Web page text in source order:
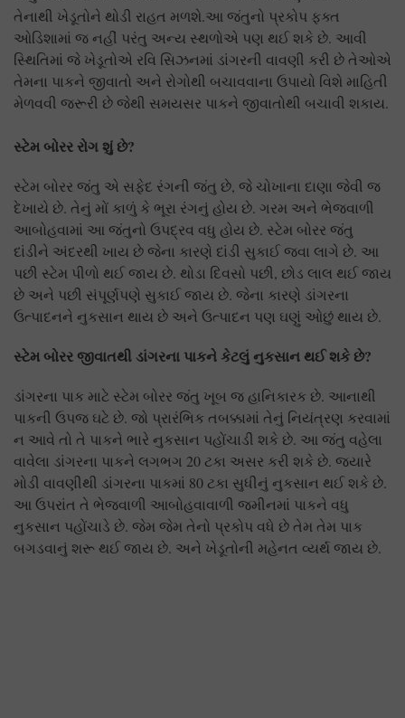
તેનાથી ખેડૂતોને થોડી રાહત મળશે.આ જંતુનો પ્રકોપ ફક્ત
ઓડિશામાં જ નહીં પરંતુ અન્ય સ્થળોએ પણ થઈ શકે છે. આવી
સ્થિતિમાં જે ખેડૂતોએ રવિ સિઝનમાં ડાંગરની વાવણી કરી છે તેઓએ
તેમના પાકને જીવાતો અને રોગોથી બચાવવાના ઉપાયો વિશે માહિતી
મેળવવી જરૂરી છે જેથી સમયસર પાકને જીવાતોથી બચાવી શકાય.
સ્ટેમ બોરર રોગ શું છે?
સ્ટેમ બોરર જંતુ એ સફેદ રંગની જંતુ છે, જે ચોખાના દાણા જેવી જ
દેખાયે છે. તેનું મોં કાળું કે ભૂરા રંગનું હોય છે. ગરમ અને ભેજવાળી
આબોહવામાં આ જંતુનો ઉપદ્રવ વધુ હોય છે. સ્ટેમ બોરર જંતુ
દાંડીને અંદરથી ખાય છે જેના કારણે દાંડી સુકાઈ જવા લાગે છે. આ
પછી સ્ટેમ પીળો થઈ જાય છે. થોડા દિવસો પછી, છોડ લાલ થઈ જાય
છે અને પછી સંપૂર્ણપણે સુકાઈ જાય છે. જેના કારણે ડાંગરના
ઉત્પાદનને નુકસાન થાય છે અને ઉત્પાદન પણ ઘણું ઓછું થાય છે.
સ્ટેમ બોરર જીવાતથી ડાંગરના પાકને કેટલું નુકસાન થઈ શકે છે?
ડાંગરના પાક માટે સ્ટેમ બોરર જંતુ ખૂબ જ હાનિકારક છે. આનાથી
પાકની ઉપજ ઘટે છે. જો પ્રારંભિક તબક્કામાં તેનું નિયંત્રણ કરવામાં
ન આવે તો તે પાકને ભારે નુકસાન પહોંચાડી શકે છે. આ જંતુ વહેલા
વાવેલા ડાંગરના પાકને લગભગ 20 ટકા અસર કરી શકે છે. જ્યારે
મોડી વાવણીથી ડાંગરના પાકમાં 80 ટકા સુધીનું નુકસાન થઈ શકે છે.
આ ઉપરાંત તે ભેજવાળી આબોહવાવાળી જમીનમાં પાકને વધુ
નુકસાન પહોંચાડે છે. જેમ જેમ તેનો પ્રકોપ વધે છે તેમ તેમ પાક
બગડવાનું શરૂ થઈ જાય છે. અને ખેડૂતોની મહેનત વ્યર્થ જાય છે.